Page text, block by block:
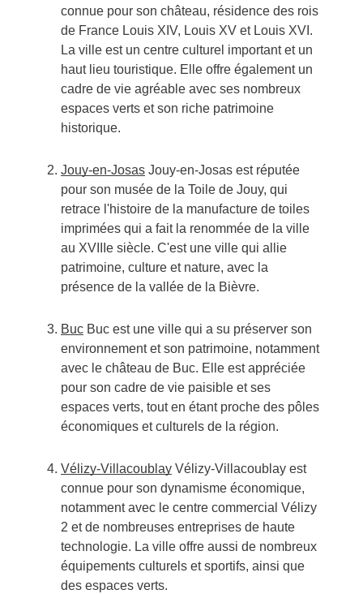
connue pour son château, résidence des rois
de France Louis XIV, Louis XV et Louis XVI.
La ville est un centre culturel important et un
haut lieu touristique. Elle offre également un
cadre de vie agréable avec ses nombreux
espaces verts et son riche patrimoine
historique.
Jouy-en-JosasJouy-en-Josas est réputée
pour son musée de la Toile de Jouy, qui
retrace l'histoire de la manufacture de toiles
imprimées qui a fait la renommée de la ville
au XVIIIe siècle. C'est une ville qui allie
patrimoine, culture et nature, avec la
présence de la vallée de la Bièvre.
BucBuc est une ville qui a su préserver son
environnement et son patrimoine, notamment
avec le château de Buc. Elle est appréciée
pour son cadre de vie paisible et ses
espaces verts, tout en étant proche des pôles
économiques et culturels de la région.
Vélizy-VillacoublayVélizy-Villacoublay est
connue pour son dynamisme économique,
notamment avec le centre commercial Vélizy
2 et de nombreuses entreprises de haute
technologie. La ville offre aussi de nombreux
équipements culturels et sportifs, ainsi que
des espaces verts.